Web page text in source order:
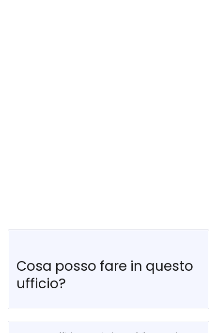
Cosa posso fare in questo
ufficio?